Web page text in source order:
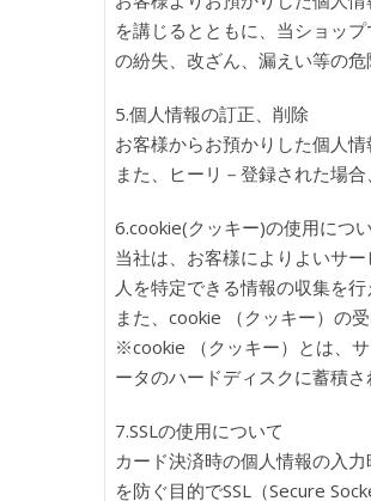
を講じるとともに、当ショッ
の紛失、改ざん、漏えい等の危
5.個人情報の訂正、削除
お客様からお預かりした個人
また、ヒーリ－登録された場
6.cookie(クッキー)の使用につ
当社は、お客様によりよいサ
人を特定できる情報の収集を
また、cookie （クッキー）の
※cookie （クッキー）とは、
ータのハードディスクに蓄積さ
7.SSLの使用について
カード決済時の個人情報の入
を防ぐ目的でSSL（Secure